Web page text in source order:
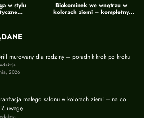
w stylu Biokominek we wnętrzu w
kolorach ziemi – kompletny
murowany dla rodziny – poradnik krok po kroku
2026
małego salonu w kolorach ziemi – na co
uwagę